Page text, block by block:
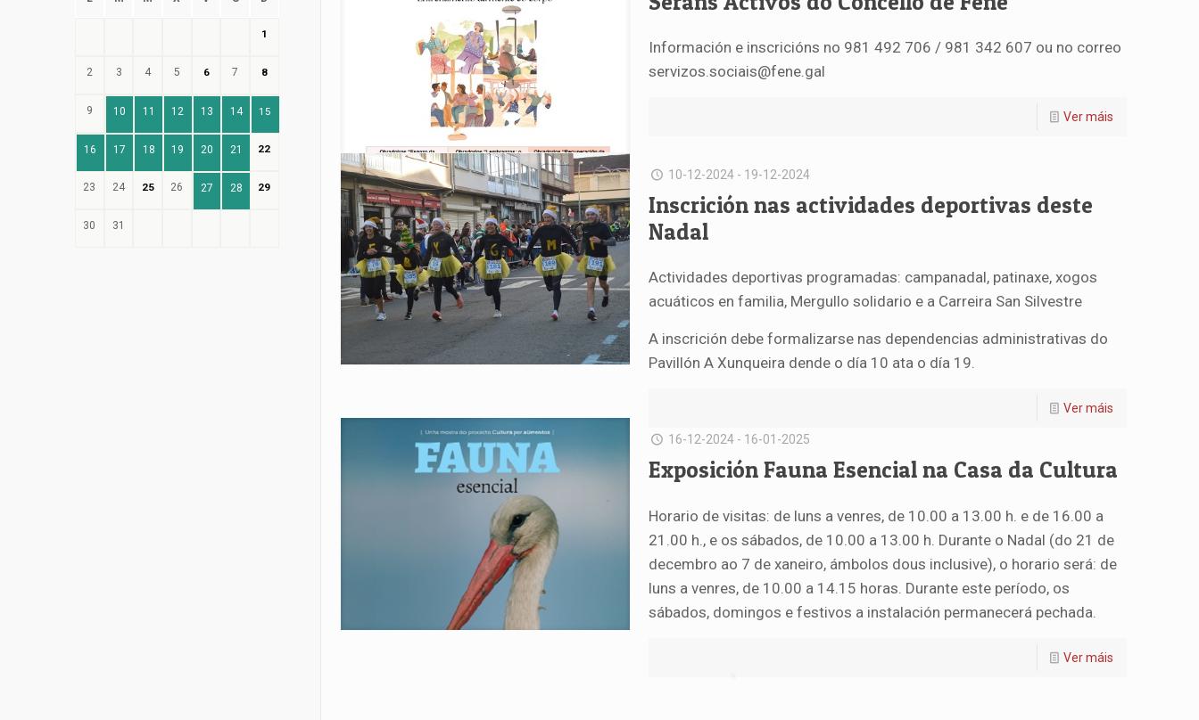
Información e inscricións no 981 492 706 / 981 342 607 ou no correo
servizos.sociais@fene.gal
Ver máis
10-12-2024 - 19-12-2024
Inscrición nas actividades deportivas deste
Nadal
Actividades deportivas programadas: campanadal, patinaxe, xogos
acuáticos en familia, Mergullo solidario e a Carreira San Silvestre
A inscrición debe formalizarse nas dependencias administrativas do
Pavillón A Xunqueira dende o día 10 ata o día 19.
Ver máis
16-12-2024 - 16-01-2025
Exposición Fauna Esencial na Casa da Cultura
Horario de visitas: de luns a venres, de 10.00 a 13.00 h. e de 16.00 a
21.00 h., e os sábados, de 10.00 a 13.00 h. Durante o Nadal (do 21 de
decembro ao 7 de xaneiro, ámbolos dous inclusive), o horario será: de
luns a venres, de 10.00 a 14.15 horas. Durante este período, os
sábados, domingos e festivos a instalación permanecerá pechada.
Ver máis
1
2 3 4 5 6 7 8
9 10 11 12 13 14 15
16 17 18 19 20 21 22
23 24 25 26 27 28 29
30 31